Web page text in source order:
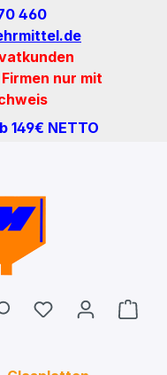
460
nur mit
149€ NETTO
Du hast 0